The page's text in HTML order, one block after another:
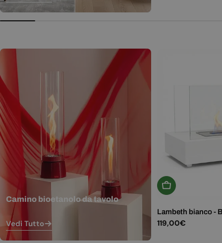
Camino bioetanolo da tavolo
Vedi Tutto
Aggiungi Al
Lambeth bianco -
Prezzo
119,00€